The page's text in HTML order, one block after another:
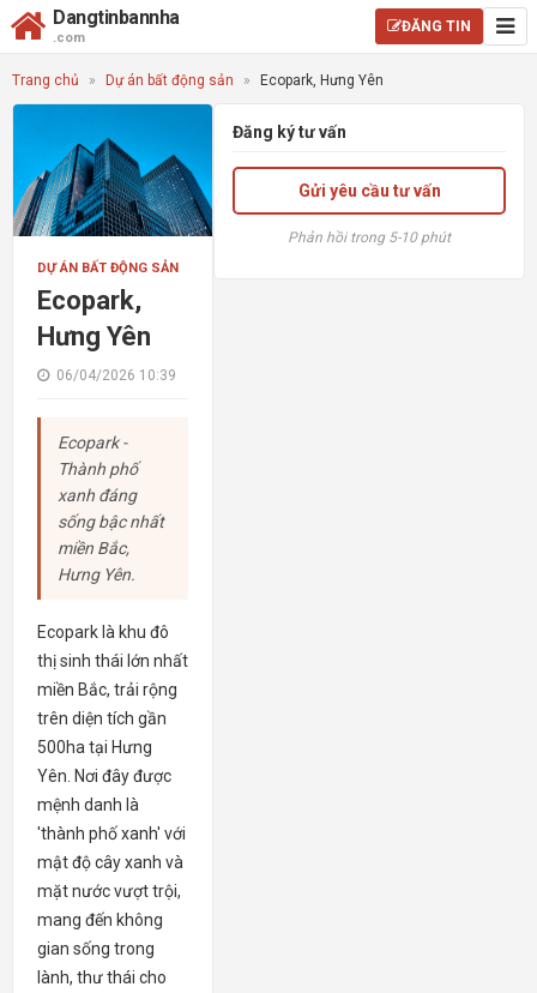
Dangtinbannha
.com
ĐĂNG TIN
Trang chủ » Dự án bất động sản » Ecopark, Hưng Yên
DỰ ÁN BẤT ĐỘNG SẢN
Ecopark,
Hưng Yên
06/04/2026 10:39
Ecopark -
Thành phố
xanh đáng
sống bậc nhất
miền Bắc,
Hưng Yên.
Ecopark là khu đô
thị sinh thái lớn nhất
miền Bắc, trải rộng
trên diện tích gần
500ha tại Hưng
Yên. Nơi đây được
mệnh danh là
'thành phố xanh' với
mật độ cây xanh và
mặt nước vượt trội,
mang đến không
gian sống trong
lành, thư thái cho
Đăng ký tư vấn
Gửi yêu cầu tư vấn
Phản hồi trong 5-10 phút